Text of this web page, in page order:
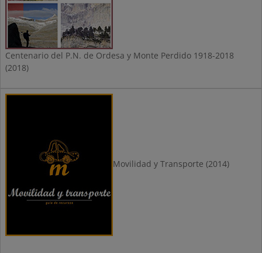
Centenario del P.N. de Ordesa y Monte Perdido 1918-2018
(2018)
Movilidad y Transporte (2014)